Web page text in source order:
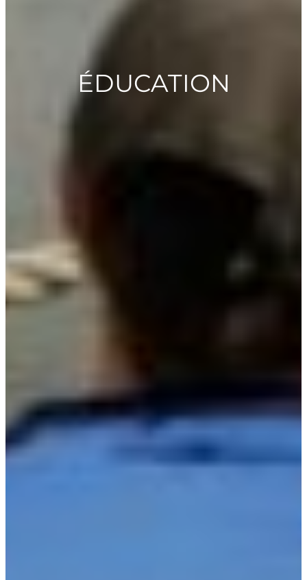
ÉDUCATION